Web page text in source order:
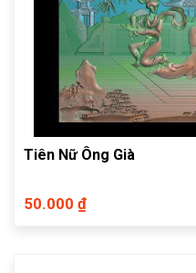
Tiên Nữ Ông Già
50.000 ₫